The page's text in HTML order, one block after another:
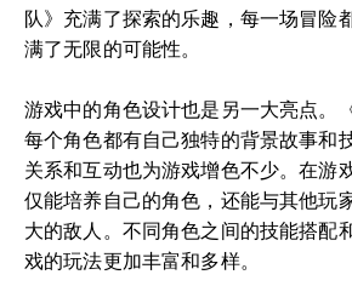
队》充满了探索的乐趣，每一场冒险
满了无限的可能性。
游戏中的角色设计也是另一大亮点。
每个角色都有自己独特的背景故事和
关系和互动也为游戏增色不少。在游
仅能培养自己的角色，还能与其他玩
大的敌人。不同角色之间的技能搭配
戏的玩法更加丰富和多样。